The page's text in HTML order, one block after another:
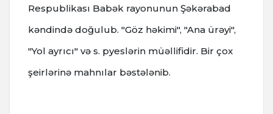
Respublikası Babək rayonunun Şəkərabad
kəndində doğulub. "Göz həkimi", "Ana ürəyi",
"Yol ayrıcı" və s. pyeslərin müəllifidir. Bir çox
şeirlərinə mahnılar bəstələnib.